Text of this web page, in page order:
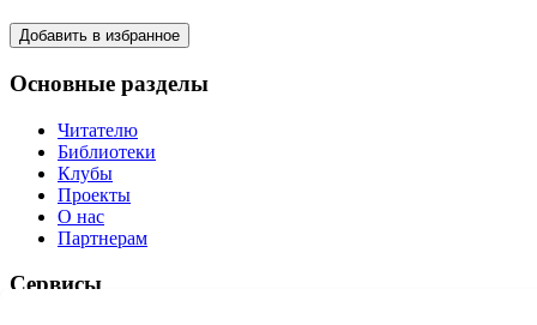
Добавить в избранное
Основные разделы
Читателю
Библиотеки
Клубы
Проекты
О нас
Партнерам
Сервисы